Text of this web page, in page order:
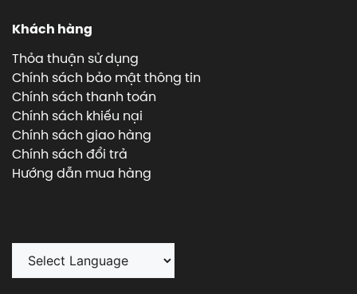
Khách hàng
Thỏa thuận sử dụng
Chính sách bảo mật thông tin
Chính sách thanh toán
Chính sách khiếu nại
Chính sách giao hàng
Chính sách đổi trả
Hướng dẫn mua hàng